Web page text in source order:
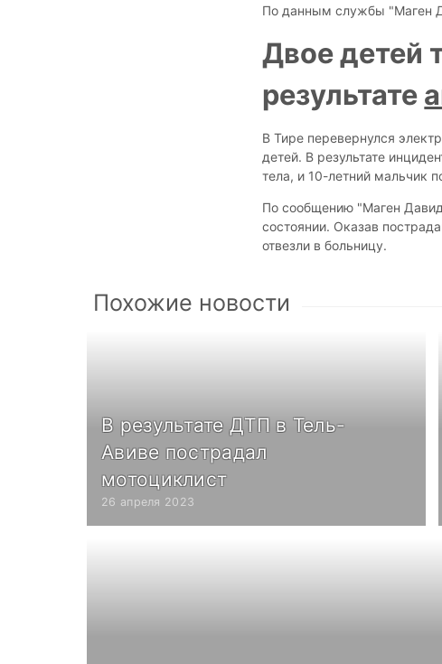
По данным службы "Маген
Двое детей
результате
В Тире перевернулся
детей. В результате
тела, и 10-летний мальчик
По сообщению "Маген
состоянии. Оказав
отвезли в больницу.
Похожие новости
В результате ДТП в Тель-
Авиве пострадал
мотоциклист
26 апреля 2023